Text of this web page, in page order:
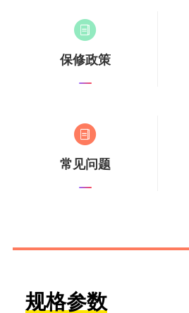
保修政策
常见问题
规格参数